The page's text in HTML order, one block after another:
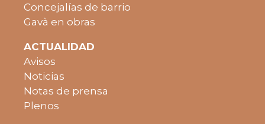
Concejalías de barrio
Gavà en obras
ACTUALIDAD
Avisos
Noticias
Notas de prensa
Plenos